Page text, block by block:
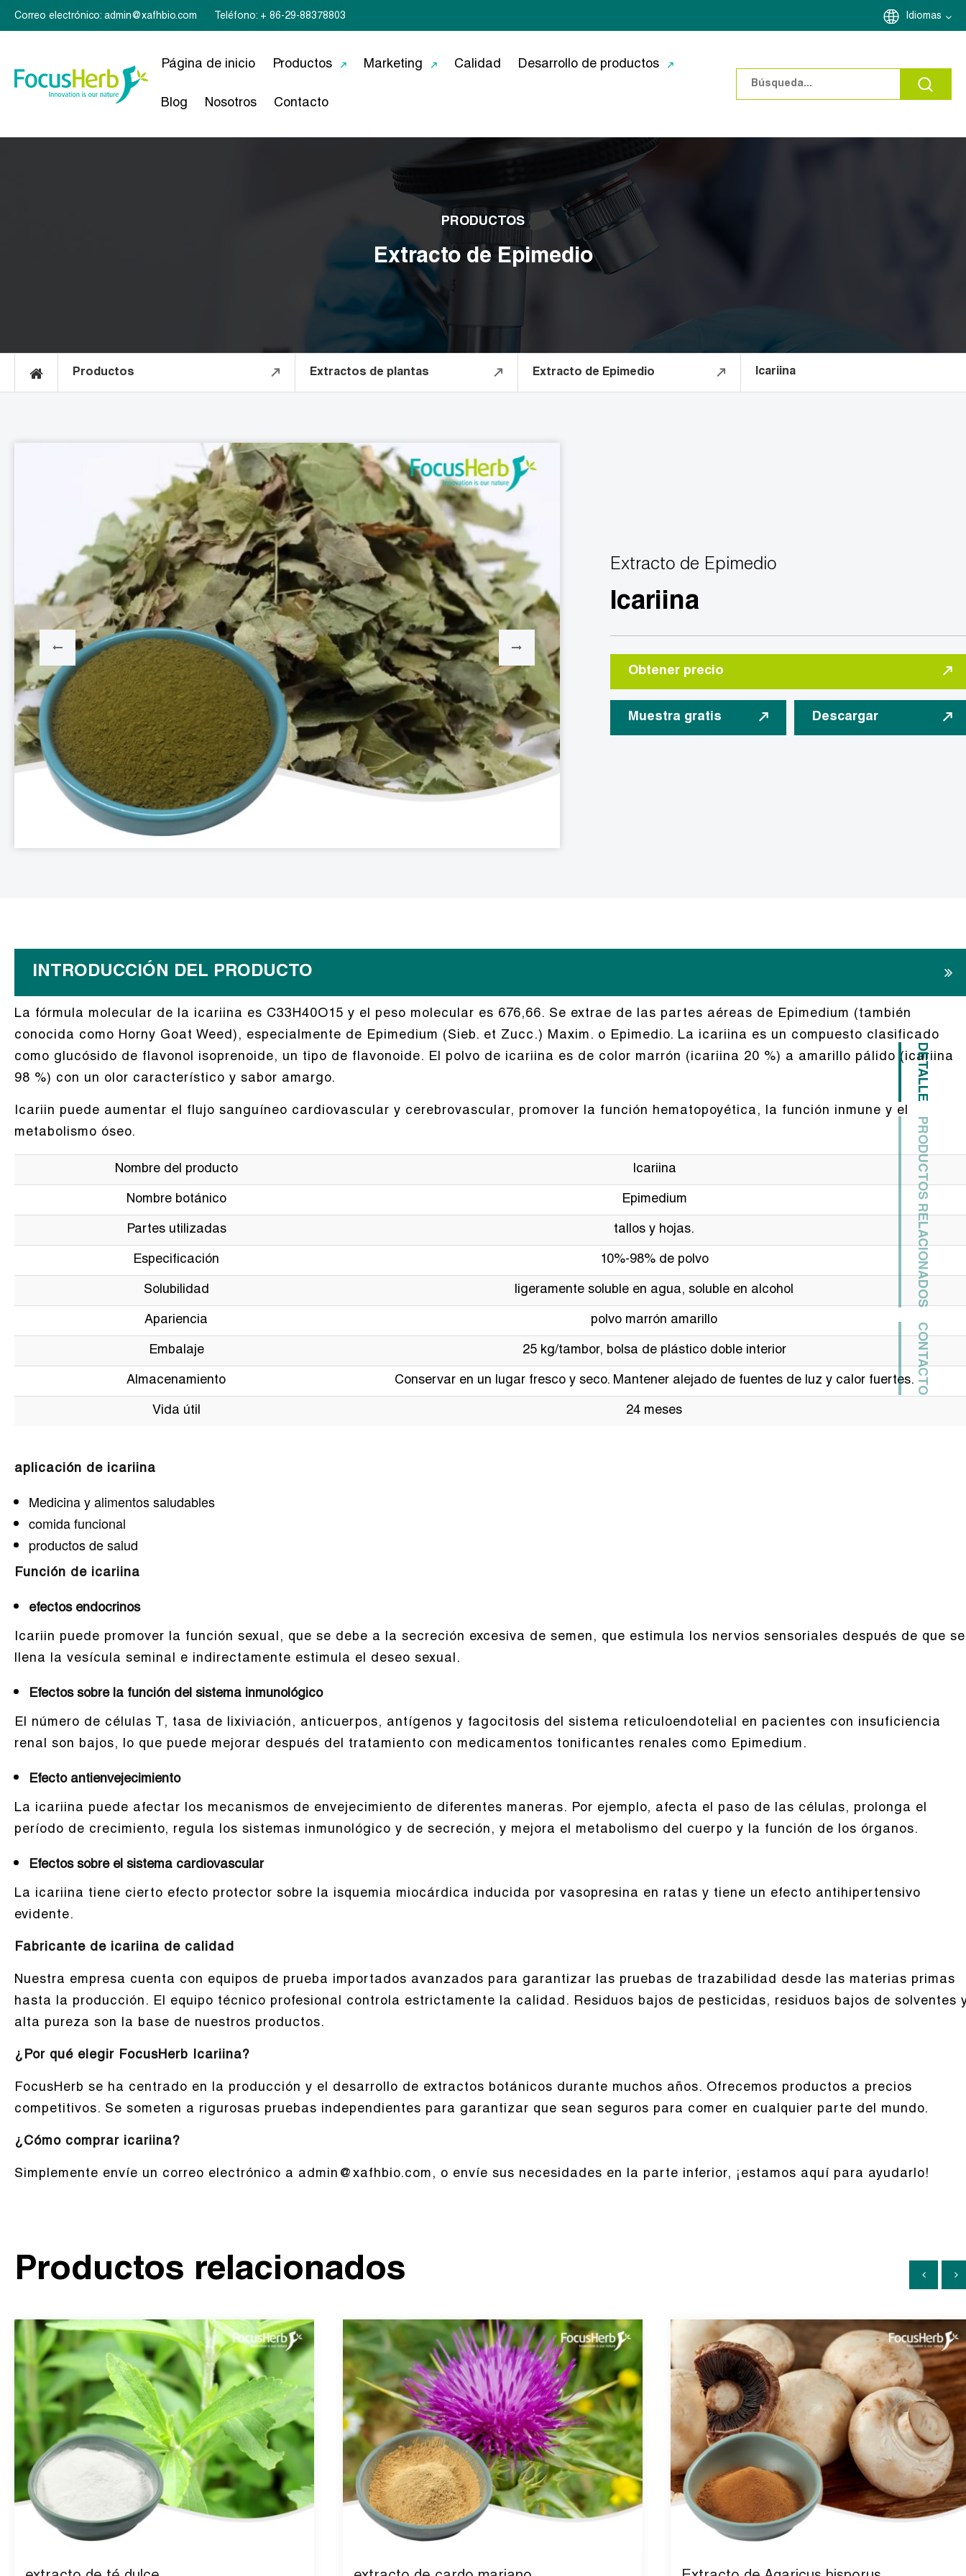
Correo electrónico: admin@xafhbio.com Teléfono: + 86-29-88378803 Idiomas
Página de inicio Productos Marketing Calidad Desarrollo de productos
Blog Nosotros Contacto
PRODUCTOS
Extracto de Epimedio
Productos Extractos de plantas Extracto de Epimedio Icariina
Extracto de Epimedio
Icariina
Obtener precio
Muestra gratis Descargar
DETALLE
PRODUCTOS RELACIONADOS
CONTACTO
INTRODUCCIÓN DEL PRODUCTO
La fórmula molecular de la icariina es C33H40O15 y el peso molecular es 676,66. Se extrae de las partes aéreas de Epimedium (también
conocida como Horny Goat Weed), especialmente de Epimedium (Sieb. et Zucc.) Maxim. o Epimedio. La icariina es un compuesto clasificado
como glucósido de flavonol isoprenoide, un tipo de flavonoide. El polvo de icariina es de color marrón (icariina 20 %) a amarillo pálido (icariina
98 %) con un olor característico y sabor amargo.
Icariin puede aumentar el flujo sanguíneo cardiovascular y cerebrovascular, promover la función hematopoyética, la función inmune y el
metabolismo óseo.
Nombre del producto Icariina
Nombre botánico Epimedium
Partes utilizadas tallos y hojas.
Especificación 10%-98% de polvo
Solubilidad ligeramente soluble en agua, soluble en alcohol
Apariencia polvo marrón amarillo
Embalaje 25 kg/tambor, bolsa de plástico doble interior
Almacenamiento Conservar en un lugar fresco y seco. Mantener alejado de fuentes de luz y calor fuertes.
Vida útil 24 meses
aplicación de icariina
Medicina y alimentos saludables
comida funcional
productos de salud
Función de icariina
efectos endocrinos
Icariin puede promover la función sexual, que se debe a la secreción excesiva de semen, que estimula los nervios sensoriales después de que se
llena la vesícula seminal e indirectamente estimula el deseo sexual.
Efectos sobre la función del sistema inmunológico
El número de células T, tasa de lixiviación, anticuerpos, antígenos y fagocitosis del sistema reticuloendotelial en pacientes con insuficiencia
renal son bajos, lo que puede mejorar después del tratamiento con medicamentos tonificantes renales como Epimedium.
Efecto antienvejecimiento
La icariina puede afectar los mecanismos de envejecimiento de diferentes maneras. Por ejemplo, afecta el paso de las células, prolonga el
período de crecimiento, regula los sistemas inmunológico y de secreción, y mejora el metabolismo del cuerpo y la función de los órganos.
Efectos sobre el sistema cardiovascular
La icariina tiene cierto efecto protector sobre la isquemia miocárdica inducida por vasopresina en ratas y tiene un efecto antihipertensivo
evidente.
Fabricante de icariina de calidad
Nuestra empresa cuenta con equipos de prueba importados avanzados para garantizar las pruebas de trazabilidad desde las materias primas
hasta la producción. El equipo técnico profesional controla estrictamente la calidad. Residuos bajos de pesticidas, residuos bajos de solventes
alta pureza son la base de nuestros productos.
¿Por qué elegir FocusHerb Icariina?
FocusHerb se ha centrado en la producción y el desarrollo de extractos botánicos durante muchos años. Ofrecemos productos a precios
competitivos. Se someten a rigurosas pruebas independientes para garantizar que sean seguros para comer en cualquier parte del mundo.
¿Cómo comprar icariina?
Simplemente envíe un correo electrónico a admin@xafhbio.com, o envíe sus necesidades en la parte inferior, ¡estamos aquí para ayudarlo!
Productos relacionados